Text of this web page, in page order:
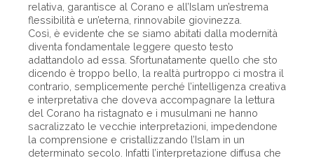
relativa, garantisce al Corano e all’Islam un’estrema
flessibilità e un’eterna, rinnovabile giovinezza.
Così, è evidente che se siamo abitati dalla modernità
diventa fondamentale leggere questo testo
adattandolo ad essa. Sfortunatamente quello che sto
dicendo è troppo bello, la realtà purtroppo ci mostra il
contrario, semplicemente perché l’intelligenza creativa
e interpretativa che doveva accompagnare la lettura
del Corano ha ristagnato e i musulmani ne hanno
sacralizzato le vecchie interpretazioni, impedendone
la comprensione e cristallizzando l’Islam in un
determinato secolo. Infatti l’interpretazione diffusa che